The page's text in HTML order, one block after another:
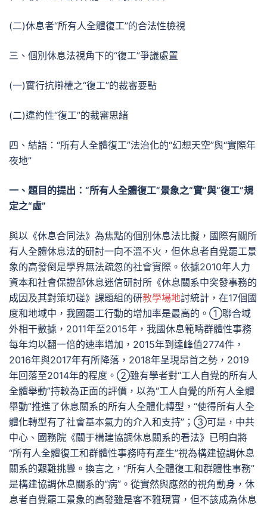
(二)休息者“所有人全體復工”的合法性檢視
三、個別休息法視角下的“復工”爭議處置
(一)實行抗辯權之“復工”的裁審要點
(二)違約性“復工”的裁審思緒
四、結語：“所有人全體復工”法治化的“幻想天空”與“實際年
夜地”
一、題目的提出：“所有人全體復工”景象之“實”與“復工”規
定之“虛”
與以《休息合同法》為焦點的個別休息法比擬，國際有關所
有人全體休息法的研討一向不溫不火，但休息者自覺罷工景
象的高發倒是學界無法疏忽的社會實際。依據2010年人力
資本和社會保證部休息迷信研討所《休息關系中突發事務的
成因及其對策切磋》課題組的研教學場地討統計，在17個國
度和地域中，我國罷工行動的增加率是最高的。①聯合域
外相干數據，2011年至2015年，我國休息範疇群體性事務
每年均以翻一倍的速率增加，2015年到達峰值2774件，
2016年與2017年有所降落，2018年呈現昂首之勢，2019
年回落至2014年的程度。②雖有學者對“工人自覺的所有人
全體舉動”持較為正面的評價，以為“工人自覺的所有人全體
舉動”推進了休息關系的所有人全體化轉型，“使得所有人全
體化轉型有了社會基本氣力的介入和支持”；③可是，中共
中心、國務院《關于構建協調休息關系的看法》已明白將
“所有人全體復工和群體性事務時有產生”視為構建協調休息
關系的艱難挑釁。換言之，“所有人全體復工和群體性事務”
是構建協調休息關系的“病”。從實然與應然的視角動身，休
息者自覺罷工景象的高發雖是客不雅現實，但不該成為休息